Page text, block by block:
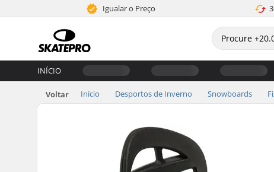
Igualar o Preço
INÍCIO
Voltar Início Desportos de Inverno Snowboards